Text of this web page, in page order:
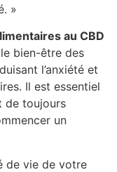
»
au CBD
bien-être des
l’anxiété et
Il est essentiel
de toujours
un
de vie de votre